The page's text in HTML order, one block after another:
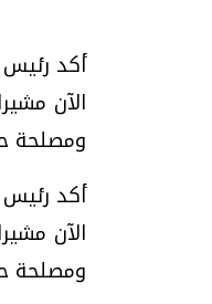
أكد رئيس
الآن
ومصلحة
أكد رئيس
الآن
ومصلحة
فيديو.. الإعلام الرقمي..
وتحديات هائلة